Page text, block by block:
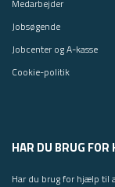
Medarbejder
Jobsøgende
Jobcenter og A-kasse
Cookie-politik
HAR DU BRUG
Har du brug for hjælp til